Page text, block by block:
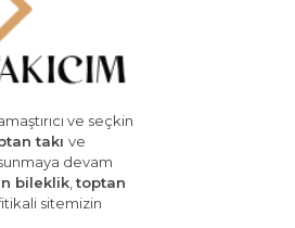
ve seçkin
takı ve
devam
bileklik ,toptan
sitemizin